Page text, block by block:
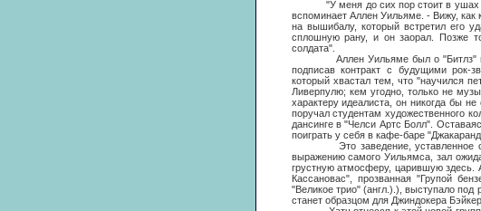
"У меня до сих пор стоит в ушах
вспоминает Аллен Уильяме. - Вижу,
на вышибалу, который встретил его
сплошную рану, и он заорал. Позже
солдата".
Аллен Уильяме был о "Битлз" не
подписав контракт с будущими рок-
который хвастал тем, что "научился
Ливерпулю; кем угодно, только не
характеру идеалиста, он никогда бы
поручал студентам художественного
дансинге в "Челси Артс Болл".
поиграть у себя в кафе-баре
Это заведение, уставленное
выражению самого Уильямса, зал
грустную атмосферу, царившую здесь.
Кассановас", прозванная "Групой
"Великое трио" (англ.).), выступало
станет образцом для Джиндокера